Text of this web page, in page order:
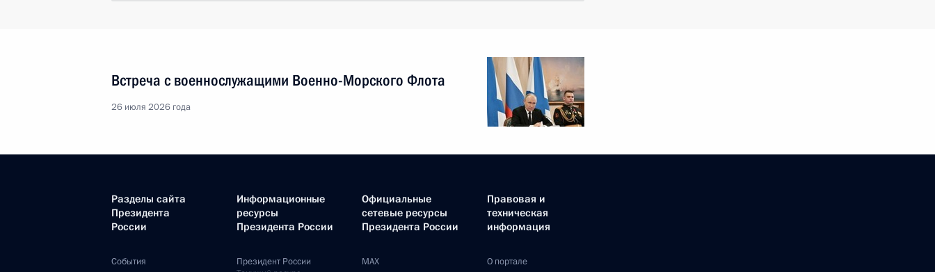
Встреча с военнослужащими Военно-Морского Флота
26 июля 2026 года
Разделы сайта
Президента
России
События
Информационные
ресурсы
Президента России
Президент России
Официальные
сетевые ресурсы
Президента России
MAX
Правовая и
техническая
информация
О портале